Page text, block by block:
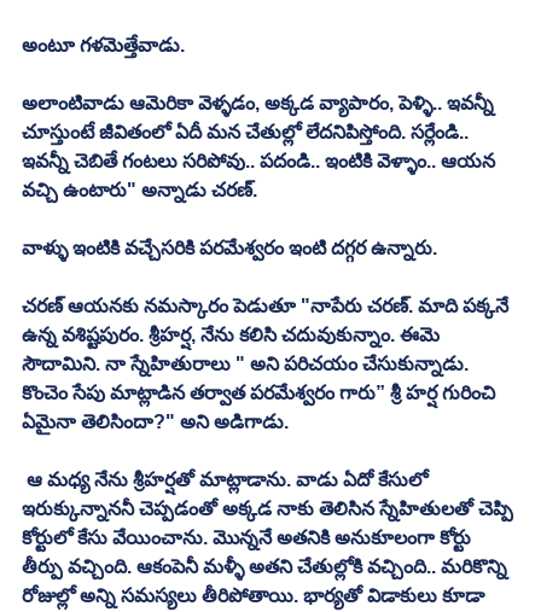
అంటూ గళమెత్తేవాడు.
అలాంటివాడు ఆమెరికా వెళ్ళడం, అక్కడ వ్యాపారం, పెళ్ళి.. ఇవన్నీ
చూస్తుంటే జీవితంలో ఏదీ మన చేతుల్లో లేదనిపిస్తోంది. సర్లేండి..
ఇవన్నీ చెబితే గంటలు సరిపోవు.. పదండి.. ఇంటికి వెళ్ళాం.. ఆయన
వచ్చి ఉంటారు" అన్నాడు చరణ్.
వాళ్ళు ఇంటికి వచ్చేసరికి పరమేశ్వరం ఇంటి దగ్గర ఉన్నారు.
చరణ్ ఆయనకు నమస్కారం పెడుతూ "నాపేరు చరణ్. మాది పక్కనే
ఉన్న వశిష్టపురం. శ్రీహర్ష, నేను కలిసి చదువుకున్నాం. ఈమె
సౌదామిని. నా స్నేహితురాలు " అని పరిచయం చేసుకున్నాడు.
కొంచెం సేపు మాట్లాడిన తర్వాత పరమేశ్వరం గారు” శ్రీ హర్ష గురించి
ఏమైనా తెలిసిందా?" అని అడిగాడు.
ఇరుక్కున్నాననీ చెప్పడంతో అక్కడ నాకు తెలిసిన స్నేహితులతో చెప్పి
కోర్టులో కేసు వేయించాను. మొన్ననే అతనికి అనుకూలంగా కోర్టు
తీర్పు వచ్చింది. ఆకంపెనీ మళ్ళీ అతని చేతుల్లోకి వచ్చింది.. మరికొన్ని
రోజుల్లో అన్ని సమస్యలు తీరిపోతాయి. భార్యతో విడాకులు కూడా